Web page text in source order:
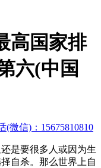
高国家排
六(中国
(微信)：15675810810
是要很多人或因为生
自杀。那么世界上自